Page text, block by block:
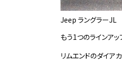
Jeep ラングラーJL
もう1つのラインア
リムエンドのダイア